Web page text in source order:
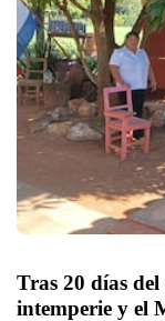
Tras 20 días
intemperie y el